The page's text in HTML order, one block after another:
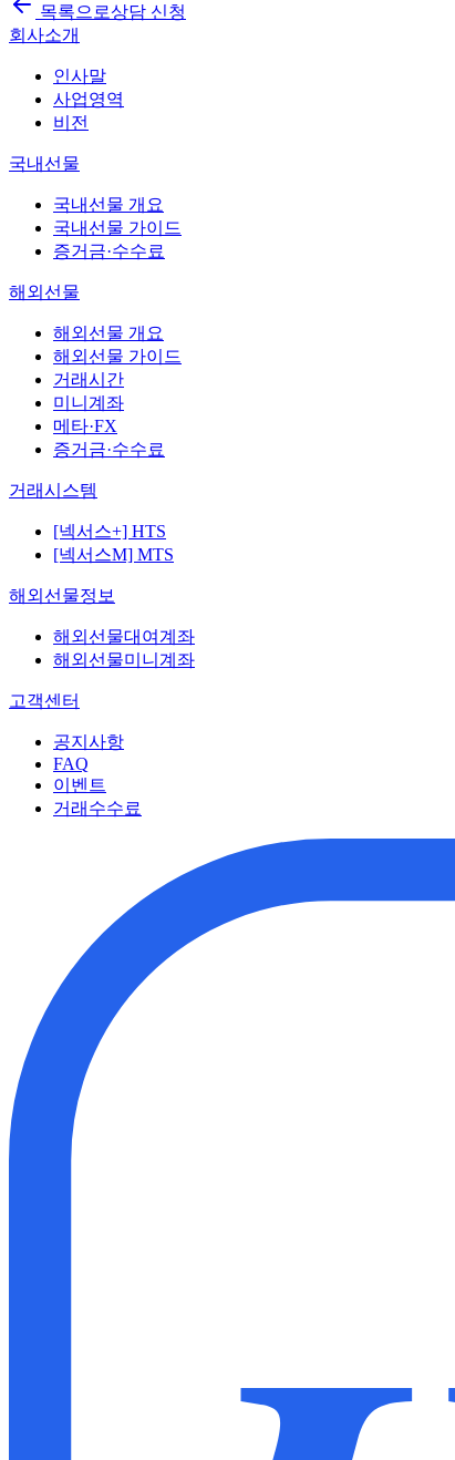
목록으로상담 신청
회사소개
인사말
사업영역
비전
국내선물
국내선물 개요
국내선물 가이드
증거금·수수료
해외선물
해외선물 개요
해외선물 가이드
거래시간
미니계좌
메타·FX
증거금·수수료
거래시스템
[넥서스+] HTS
[넥서스M] MTS
해외선물정보
해외선물대여계좌
해외선물미니계좌
고객센터
공지사항
FAQ
이벤트
거래수수료